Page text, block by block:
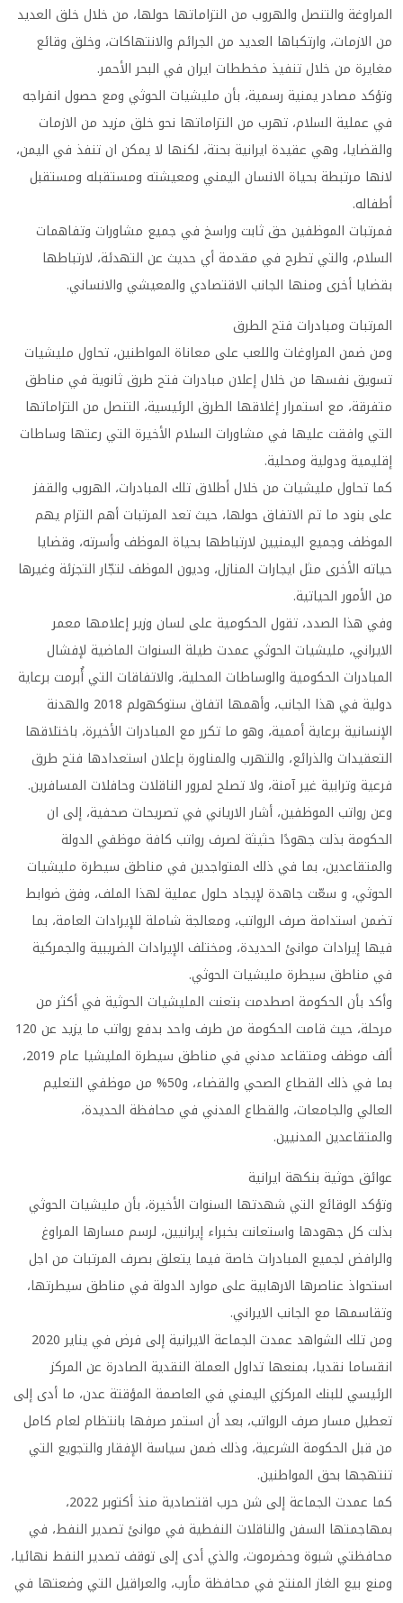
المراوغة والتنصل والهروب من التزاماتها حولها، من خلال خلق العديد
من الازمات، وارتكباها العديد من الجرائم والانتهاكات، وخلق وقائع
مغايرة من خلال تنفيذ مخططات ايران في البحر الأحمر.
وتؤكد مصادر يمنية رسمية، بأن مليشيات الحوثي ومع حصول انفراجه
في عملية السلام، تهرب من التزاماتها نحو خلق مزيد من الازمات
والقضايا، وهي عقيدة ايرانية بحتة، لكنها لا يمكن ان تنفذ في اليمن،
لانها مرتبطة بحياة الانسان اليمني ومعيشته ومستقبله ومستقبل
أطفاله.
فمرتبات الموظفين حق ثابت وراسخ في جميع مشاورات وتفاهمات
السلام، والتي تطرح في مقدمة أي حديث عن التهدئة، لارتباطها
بقضايا أخرى ومنها الجانب الاقتصادي والمعيشي والانساني.
المرتبات ومبادرات فتح الطرق
ومن ضمن المراوغات واللعب على معاناة المواطنين، تحاول مليشيات
تسويق نفسها من خلال إعلان مبادرات فتح طرق ثانوية في مناطق
متفرقة، مع استمرار إغلاقها الطرق الرئيسية، التنصل من التزاماتها
التي وافقت عليها في مشاورات السلام الأخيرة التي رعتها وساطات
إقليمية ودولية ومحلية.
كما تحاول مليشيات من خلال أطلاق تلك المبادرات، الهروب والقفز
على بنود ما تم الاتفاق حولها، حيث تعد المرتبات أهم التزام يهم
الموظف وجميع اليمنيين لارتباطها بحياة الموظف وأسرته، وقضايا
حياته الأخرى مثل ايجارات المنازل، وديون الموظف لتجّار التجزئة وغيرها
من الأمور الحياتية.
وفي هذا الصدد، تقول الحكومية على لسان وزير إعلامها معمر
الايراني، مليشيات الحوثي عمدت طيلة السنوات الماضية لإفشال
المبادرات الحكومية والوساطات المحلية، والاتفاقات التي أُبرمت برعاية
دولية في هذا الجانب، وأهمها اتفاق ستوكهولم 2018 والهدنة
الإنسانية برعاية أممية، وهو ما تكرر مع المبادرات الأخيرة، باختلاقها
التعقيدات والذرائع، والتهرب والمناورة بإعلان استعدادها فتح طرق
فرعية وترابية غير آمنة، ولا تصلح لمرور الناقلات وحافلات المسافرين.
وعن رواتب الموظفين، أشار الارياني في تصريحات صحفية، إلى ان
الحكومة بذلت جهودًا حثيثة لصرف رواتب كافة موظفي الدولة
والمتقاعدين، بما في ذلك المتواجدين في مناطق سيطرة مليشيات
الحوثي، و سعّت جاهدة لإيجاد حلول عملية لهذا الملف، وفق ضوابط
تضمن استدامة صرف الرواتب، ومعالجة شاملة للإيرادات العامة، بما
فيها إيرادات موانئ الحديدة، ومختلف الإيرادات الضريبية والجمركية
في مناطق سيطرة مليشيات الحوثي.
وأكد بأن الحكومة اصطدمت بتعنت المليشيات الحوثية في أكثر من
مرحلة، حيث قامت الحكومة من طرف واحد بدفع رواتب ما يزيد عن 120
ألف موظف ومتقاعد مدني في مناطق سيطرة المليشيا عام 2019،
بما في ذلك القطاع الصحي والقضاء، و50% من موظفي التعليم
العالي والجامعات، والقطاع المدني في محافظة الحديدة،
والمتقاعدين المدنيين.
عوائق حوثية بنكهة ايرانية
وتؤكد الوقائع التي شهدتها السنوات الأخيرة، بأن مليشيات الحوثي
بذلت كل جهودها واستعانت بخبراء إيرانيين، لرسم مسارها المراوغ
والرافض لجميع المبادرات خاصة فيما يتعلق بصرف المرتبات من اجل
استحواذ عناصرها الارهابية على موارد الدولة في مناطق سيطرتها،
وتقاسمها مع الجانب الايراني.
ومن تلك الشواهد عمدت الجماعة الايرانية إلى فرض في يناير 2020
انقساما نقديا، بمنعها تداول العملة النقدية الصادرة عن المركز
الرئيسي للبنك المركزي اليمني في العاصمة المؤقتة عدن، ما أدى إلى
تعطيل مسار صرف الرواتب، بعد أن استمر صرفها بانتظام لعام كامل
من قبل الحكومة الشرعية، وذلك ضمن سياسة الإفقار والتجويع التي
تنتهجها بحق المواطنين.
كما عمدت الجماعة إلى شن حرب اقتصادية منذ أكتوبر 2022،
بمهاجمتها السفن والناقلات النفطية في موانئ تصدير النفط، في
محافظتي شبوة وحضرموت، والذي أدى إلى توقف تصدير النفط نهائيا،
ومنع بيع الغاز المنتج في محافظة مأرب، والعراقيل التي وضعتها في